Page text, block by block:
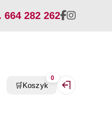
664 282 262
🛒Koszyk
0
Zaloguj się /